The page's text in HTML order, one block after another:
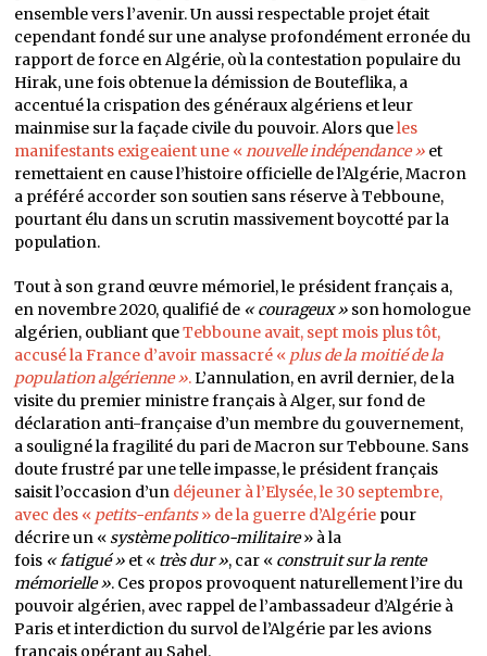
ensemble vers l’avenir. Un aussi respectable projet était
cependant fondé sur une analyse profondément erronée du
rapport de force en Algérie, où la contestation populaire du
Hirak, une fois obtenue la démission de Bouteflika, a
accentué la crispation des généraux algériens et leur
mainmise sur la façade civile du pouvoir. Alors queles
manifestants exigeaient une «nouvelle indépendance » et
remettaient en cause l’histoire officielle de l’Algérie, Macron
a préféré accorder son soutien sans réserve à Tebboune,
pourtant élu dans un scrutin massivement boycotté par la
population.
Tout à son grand œuvre mémoriel, le président français a,
en novembre 2020, qualifié de « courageux » son homologue
algérien, oubliant queTebboune avait, sept mois plus tôt,
accusé la France d’avoir massacré « plus de la moitié de la
population algérienne ».L’annulation, en avril dernier, de la
visite du premier ministre français à Alger, sur fond de
déclaration anti-française d’un membre du gouvernement,
a souligné la fragilité du pari de Macron sur Tebboune. Sans
doute frustré par une telle impasse, le président français
saisit l’occasion d’un déjeuner à l’Elysée, le 30 septembre,
avec des « petits-enfants» de la guerre d’Algérie pour
décrire un «système politico-militaire» à la
fois « fatigué » et « très dur », car « construit sur la rente
mémorielle ». Ces propos provoquent naturellement l’ire du
pouvoir algérien, avec rappel de l’ambassadeur d’Algérie à
Paris et interdiction du survol de l’Algérie par les avions